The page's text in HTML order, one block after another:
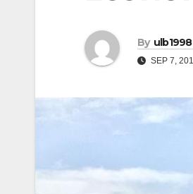
By ulb1998
SEP 7,